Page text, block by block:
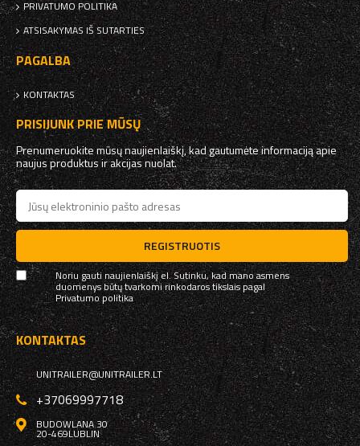
PRIVATUMO POLITIKA
ATSISAKYMAS IŠ SUTARTIES
PAGALBA
KONTAKTAS
PRISIJUNK PRIE MŪSŲ
Prenumeruokite mūsų naujienlaiškį, kad gautumėte informaciją apie
naujus produktus ir akcijas nuolat.
REGISTRUOTIS
Noriu gauti naujienlaiškį el. Sutinku, kad mano asmens
duomenys būtų tvarkomi rinkodaros tikslais pagal
Privatumo politika
KONTAKTAS
UNITRAILER@UNITRAILER.LT
+37069997718
BUDOWLANA 30
20-469LUBLIN